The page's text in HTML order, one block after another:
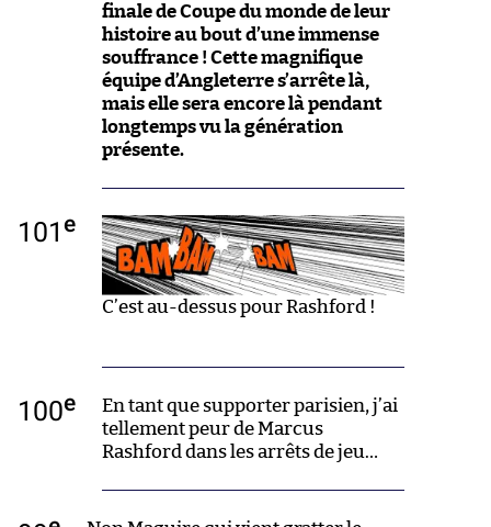
finale de Coupe du monde de leur
histoire au bout d’une immense
souffrance ! Cette magnifique
équipe d’Angleterre s’arrête là,
mais elle sera encore là pendant
longtemps vu la génération
présente.
101 e
C’est au-dessus pour Rashford !
100e
En tant que supporter parisien, j’ai
tellement peur de Marcus
Rashford dans les arrêts de jeu…